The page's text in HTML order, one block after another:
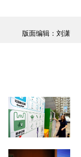
版面编辑：刘潇